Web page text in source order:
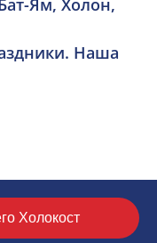
Ям, Холон,
Наша
🍲🤍